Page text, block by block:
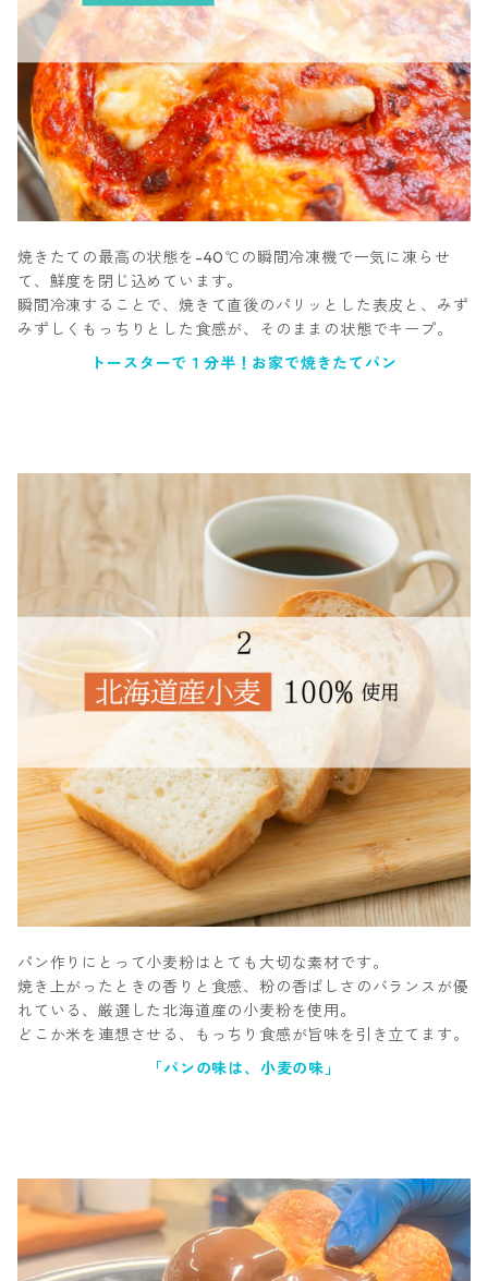
焼きたての最高の状態を-40℃の瞬間冷凍機で一気に凍らせ
て、鮮度を閉じ込めています。
瞬間冷凍することで、焼きて直後のパリッとした表皮と、みず
みずしくもっちりとした食感が、そのままの状態でキープ。
トースターで１分半！お家で焼きたてパン
パン作りにとって小麦粉はとても大切な素材です。
焼き上がったときの香りと食感、粉の香ばしさのバランスが優
れている、厳選した北海道産の小麦粉を使用。
どこか米を連想させる、もっちり食感が旨味を引き立てます。
「パンの味は、小麦の味」